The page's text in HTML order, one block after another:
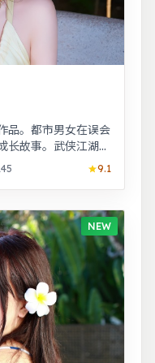
品。都市男女在误会
长故事。武侠江湖中
远。
9.1
NEW